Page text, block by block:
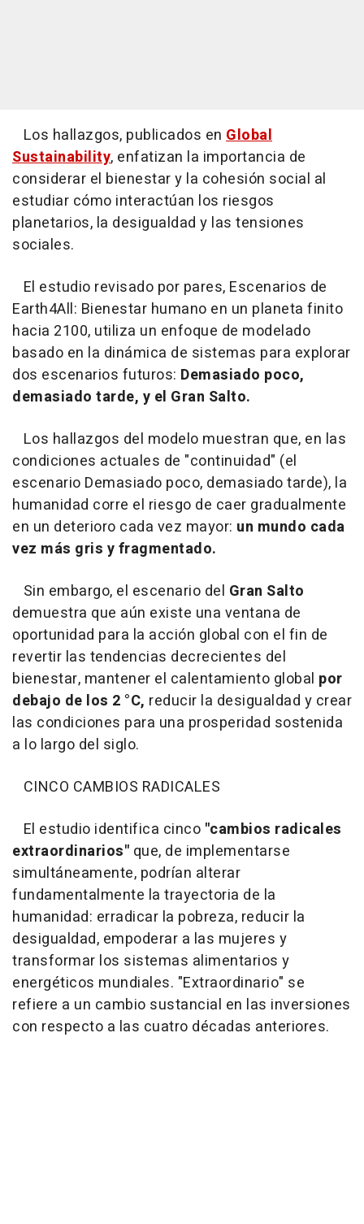
Los hallazgos, publicados en Global
Sustainability, enfatizan la importancia de
considerar el bienestar y la cohesión social al
estudiar cómo interactúan los riesgos
planetarios, la desigualdad y las tensiones
sociales.
El estudio revisado por pares, Escenarios de
Earth4All: Bienestar humano en un planeta finito
hacia 2100, utiliza un enfoque de modelado
basado en la dinámica de sistemas para explorar
dos escenarios futuros: Demasiado poco,
demasiado tarde, y el Gran Salto.
Los hallazgos del modelo muestran que, en las
condiciones actuales de "continuidad" (el
escenario Demasiado poco, demasiado tarde), la
humanidad corre el riesgo de caer gradualmente
en un deterioro cada vez mayor: un mundo cada
vez más gris y fragmentado.
Sin embargo, el escenario del Gran Salto
demuestra que aún existe una ventana de
oportunidad para la acción global con el fin de
revertir las tendencias decrecientes del
bienestar, mantener el calentamiento global por
debajo de los 2 °C, reducir la desigualdad y crear
las condiciones para una prosperidad sostenida
a lo largo del siglo.
CINCO CAMBIOS RADICALES
El estudio identifica cinco "cambios radicales
extraordinarios" que, de implementarse
simultáneamente, podrían alterar
fundamentalmente la trayectoria de la
humanidad: erradicar la pobreza, reducir la
desigualdad, empoderar a las mujeres y
transformar los sistemas alimentarios y
energéticos mundiales. "Extraordinario" se
refiere a un cambio sustancial en las inversiones
con respecto a las cuatro décadas anteriores.